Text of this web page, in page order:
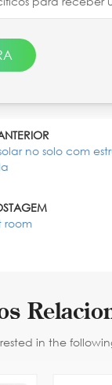
no solo com
room
in the